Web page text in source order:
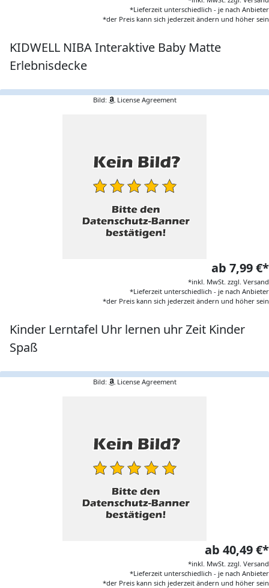
*Lieferzeit unterschiedlich - je nach Anbieter
*der Preis kann sich jederzeit ändern und höher sein
KIDWELL NIBA Interaktive Baby Matte
Erlebnisdecke
Bild: License Agreement
ab 7,99 €*
*inkl. MwSt. zzgl. Versand
*Lieferzeit unterschiedlich - je nach Anbieter
*der Preis kann sich jederzeit ändern und höher sein
Kinder Lerntafel Uhr lernen uhr Zeit Kinder
Spaß
Bild: License Agreement
ab 40,49 €*
*inkl. MwSt. zzgl. Versand
*Lieferzeit unterschiedlich - je nach Anbieter
*der Preis kann sich jederzeit ändern und höher sein